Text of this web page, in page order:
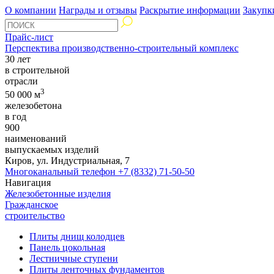
О компании Награды и отзывы Раскрытие информации
Прайс-лист
Перспектива производственно-строительный комплекс
30 лет
в строительной
отрасли
50 000 м3
железобетона
в год
900
наименований
выпускаемых изделий
Киров, ул. Индустриальная, 7
Многоканальный телефон +7 (8332) 71-50-50
Навигация
Железобетонные изделия
Гражданское
строительство
Плиты днищ колодцев
Панель цокольная
Лестничные ступени
Плиты ленточных фундаментов